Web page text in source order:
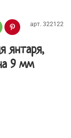
арт. 322122
янтаря,
9 мм